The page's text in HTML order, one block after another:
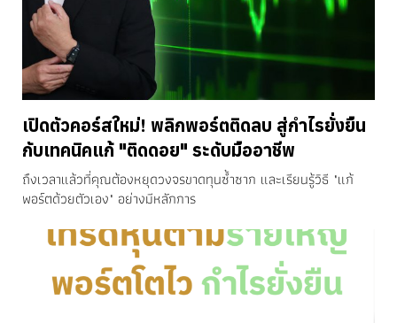
เปิดตัวคอร์สใหม่! พลิกพอร์ตติดลบ สู่กำไรยั่งยืน
กับเทคนิคแก้ "ติดดอย" ระดับมืออาชีพ
ถึงเวลาแล้วที่คุณต้องหยุดวงจรขาดทุนซ้ำซาก และเรียนรู้วิธี "แก้
พอร์ตด้วยตัวเอง" อย่างมีหลักการ